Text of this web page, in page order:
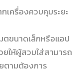
ครื่องควบคุมระยะ
ตขนาดเล็กหรือแอป
ให้ผู้สวมใส่สามารถ
ตามต้องการ